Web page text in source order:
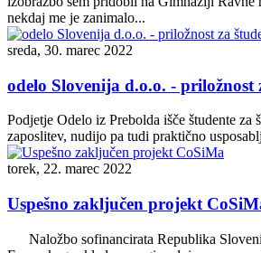
nekdaj me je zanimalo...
sreda, 30. marec 2022
odelo Slovenija d.o.o. - priložnost
Podjetje Odelo iz Prebolda išče študente za
zaposlitev, nudijo pa tudi praktično
torek, 22. marec 2022
Uspešno zaključen projekt
Naložbo sofinancirata Republika